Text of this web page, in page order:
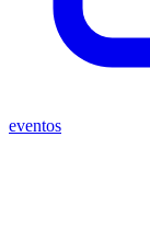
eventos